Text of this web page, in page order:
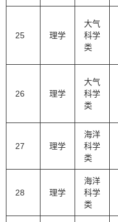
25 理学
大气
科学
类
26 理学
大气
科学
类
27 理学
海洋
科学
类
28 理学
海洋
科学
类